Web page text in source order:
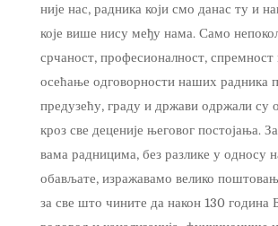
није нас, радника који смо данас ту и
које више нису међу нама. Само
срчаност, професионалност,
осећање одговорности наших радника
предузећу,граду и држави одржали су
кроз све деценије његовог постојања.
вама радницима, без разлике у односу
обављате,изражавамо велико
за све што чините да након 130 година